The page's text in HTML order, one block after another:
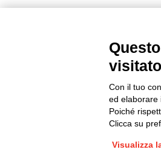
FACEBOOK
Privacy -
Con il tuo
ed elaborare
Poiché
Clicca su
Visualizza